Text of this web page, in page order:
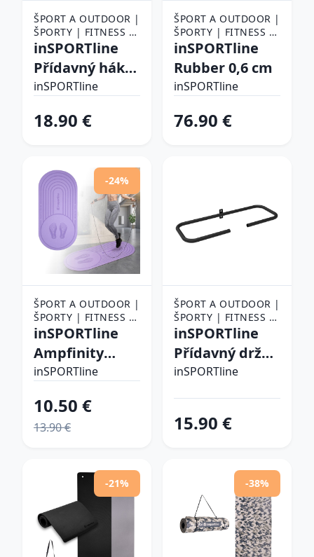
ŠPORT A OUTDOOR |
ŠPORTY | FITNESS |
POMÔCKY NA
PODLOŽKY NA
CVIČENIE
inSPORTline
Přídavný hák
na podložky
StorageRack
inSPORTline
18.90 €
ŠPORT A OUTDOOR |
ŠPORTY | FITNESS |
POMÔCKY NA
PODLOŽKY NA
CVIČENIE
inSPORTline
Rubber 0,6 cm
inSPORTline
76.90 €
-24%
ŠPORT A OUTDOOR |
ŠPORTY | FITNESS |
POMÔCKY NA
PODLOŽKY NA
CVIČENIE
inSPORTline
Ampfinity
fialová
inSPORTline
10.50 €
13.90 €
ŠPORT A OUTDOOR |
ŠPORTY | FITNESS |
POMÔCKY NA
PODLOŽKY NA
CVIČENIE
inSPORTline
Přídavný držák
na podložky
inSPORTline
15.90 €
-21% -38%